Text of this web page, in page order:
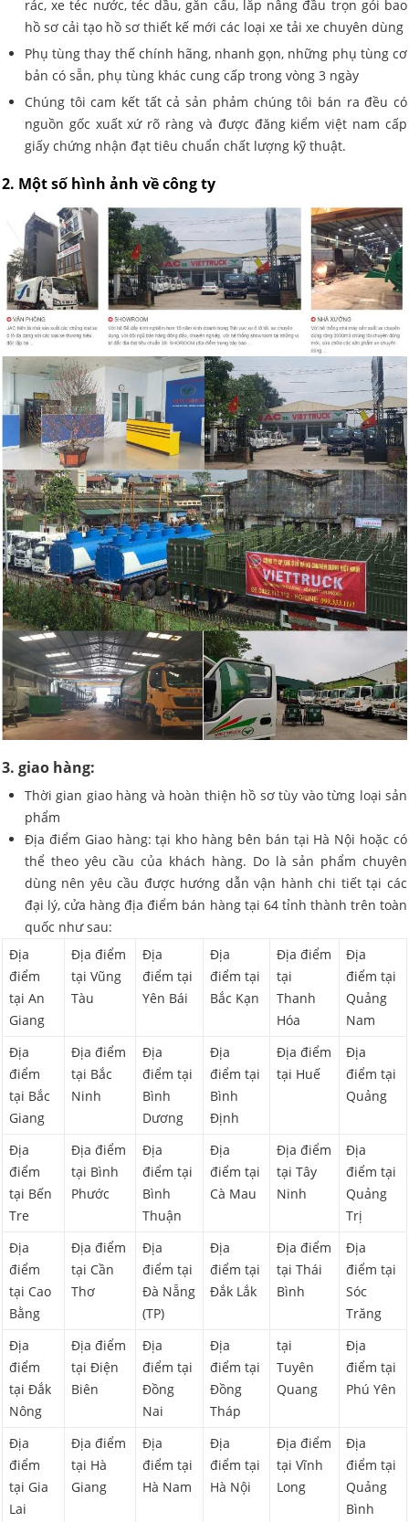
rác, xe téc nước, téc dầu, gắn cẩu, lắp nâng đầu trọn gói bao
hồ sơ cải tạo hồ sơ thiết kế mới các loại xe tải xe chuyên dùng
Phụ tùng thay thế chính hãng, nhanh gọn, những phụ tùng cơ
bản có sẵn, phụ tùng khác cung cấp trong vòng 3 ngày
Chúng tôi cam kết tất cả sản phảm chúng tôi bán ra đều có
nguồn gốc xuất xứ rõ ràng và được đăng kiểm việt nam cấp
giấy chứng nhận đạt tiêu chuẩn chất lượng kỹ thuật.
2. Một số hình ảnh về công ty
3. giao hàng:
Thời gian giao hàng và hoàn thiện hồ sơ tùy vào từng loại sản
phẩm
Địa điểm Giao hàng: tại kho hàng bên bán tại Hà Nội hoặc có
thể theo yêu cầu của khách hàng. Do là sản phẩm chuyên
dùng nên yêu cầu được hướng dẫn vận hành chi tiết tại các
đại lý, cửa hàng địa điểm bán hàng tại 64 tỉnh thành trên toàn
quốc như sau:
Địa
điểm
tại An
Giang
Địa điểm
tại Vũng
Tàu
Địa
điểm tại
Yên Bái
Địa
điểm tại
Bắc Kạn
Địa điểm
tại
Thanh
Hóa
Địa
điểm tại
Quảng
Nam
Địa
điểm
tại Bắc
Giang
Địa điểm
tại Bắc
Ninh
Địa
điểm tại
Bình
Dương
Địa
điểm tại
Bình
Định
Địa điểm
tại Huế
Địa
điểm tại
Quảng
Địa
điểm
tại Bến
Tre
Địa điểm
tại Bình
Phước
Địa
điểm tại
Bình
Thuận
Địa
điểm tại
Cà Mau
Địa điểm
tại Tây
Ninh
Địa
điểm tại
Quảng
Trị
Địa
điểm
tại Cao
Bằng
Địa điểm
tại Cần
Thơ
Địa
điểm tại
Đà Nẵng
(TP)
Địa
điểm tại
Đắk Lắk
Địa điểm
tại Thái
Bình
Địa
điểm tại
Sóc
Trăng
Địa
điểm
tại Đắk
Nông
Địa điểm
tại Điện
Biên
Địa
điểm tại
Đồng
Nai
Địa
điểm tại
Đồng
Tháp
tại
Tuyên
Quang
Địa
điểm tại
Phú Yên
Địa
điểm
tại Gia
Lai
Địa điểm
tại Hà
Giang
Địa
điểm tại
Hà Nam
Địa
điểm tại
Hà Nội
Địa điểm
tại Vĩnh
Long
Địa
điểm tại
Quảng
Bình